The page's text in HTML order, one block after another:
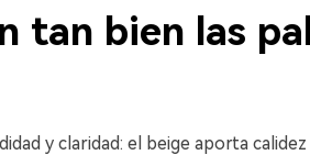
tan bien las
y claridad: el beige aporta calidez